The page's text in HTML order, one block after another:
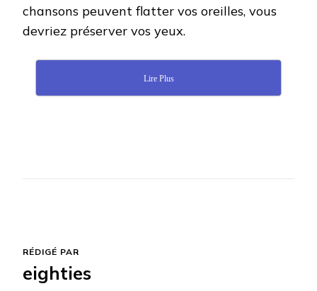
chansons peuvent flatter vos oreilles, vous
devriez préserver vos yeux.
Lire Plus
RÉDIGÉ PAR
eighties